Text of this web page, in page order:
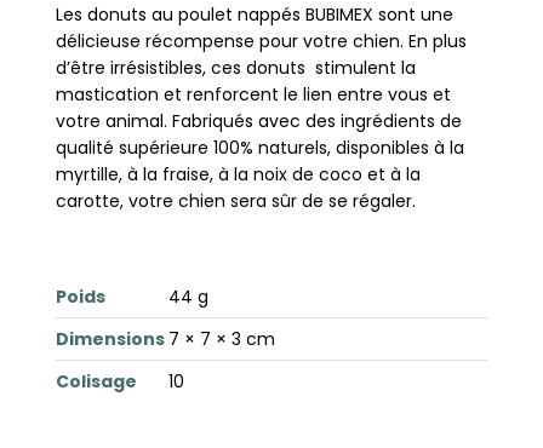
Les donuts au poulet nappés BUBIMEX sont une
délicieuse récompense pour votre chien. En plus
d’être irrésistibles, ces donuts stimulent la
mastication et renforcent le lien entre vous et
votre animal. Fabriqués avec des ingrédients de
qualité supérieure 100% naturels, disponibles à la
myrtille, à la fraise, à la noix de coco et à la
carotte, votre chien sera sûr de se régaler.
Poids
44 g
Dimensions 7 × 7 × 3 cm
Colisage
10